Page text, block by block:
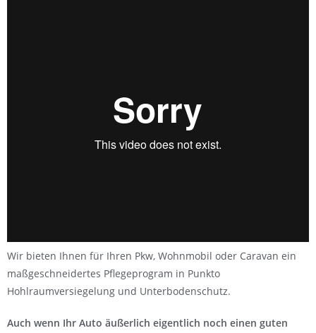
Wir bieten Ihnen für Ihren Pkw, Wohnmobil oder Caravan ein
maßgeschneidertes Pflegeprogram in Punkto
Hohlraumversiegelung und Unterbodenschutz.
Auch wenn Ihr Auto äußerlich eigentlich noch einen guten